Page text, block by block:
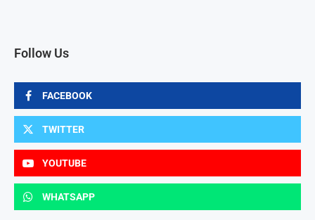
Follow Us
FACEBOOK
TWITTER
YOUTUBE
WHATSAPP